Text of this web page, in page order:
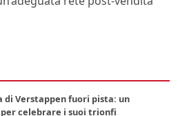
di Verstappen fuori pista: un
per celebrare i suoi trionfi